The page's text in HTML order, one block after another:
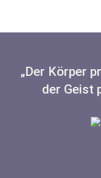
„Der Körper
der Geist